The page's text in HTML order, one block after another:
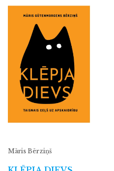
Māris Bērziņš